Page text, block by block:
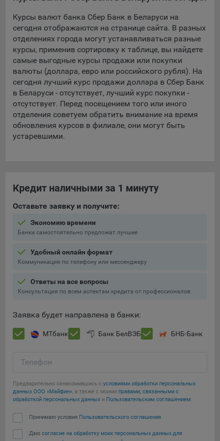
5.4. Создание и предоставление персонализированной
рекламы пользователю.
9.1. Технические (обязательные) файлы cookie, например,
применяемые при регистрации либо входе в систему, или
для оставления отзыва либо комментария. Данные файлы
cookie используются в целях обеспечения корректной
работы сайтов и полноценного использования его
функционала пользователем, не могут быть отключены в
системах. Вместе с тем, пользователь может настроить
браузер, чтобы он блокировал такие файлы сookie или
уведомлял пользователя об их использовании — но в таком
случае некоторые разделы сайта могут не работать).
дополнительных функций сайтов, например, для хранения
пользователя или выбора языка, и для предотвращения
Подобные функции улучшают условия работы
пользователей с сайтом.
9.3. Файлы cookie предпочтений, например, для настройки
контента. Данные файлы cookie собирают информацию о
позволяют Обществу «запомнить» информацию о
выбранном пользователем городе и других местных
настраивать сайт.
9.4. Аналитические файлы cookie, например
использовал сайты, и позволяют Обществу вносить в них
Аналитические файлы cookie показывают, какие страницы
выявлять трудности, возникающие при использовании
рекламы. Благодаря этому у Общества есть возможность
Сохранить мои изменения
Сохранить по умолчанию
Курсы валют банка Сбер Банк в Беларуси на
сегодня отображаются на странице сайта. В разных
отделениях города могут устанавливаться разные
курсы, применив сортировку к таблице, вы найдете
самые выгодные курсы продажи или покупки
валюты (доллара, евро или российского рубля). На
сегодня лучший курс продажи доллара в Сбер Банк
в Беларуси - отсутствует, лучший курс покупки -
отсутствует. Перед посещением того или иного
отделения советуем обратить внимание на время
обновления курсов в филиале, они могут быть
устаревшими.
Кредит наличными за 1 минуту
Оставьте заявку и получите:
Экономию времени
Банки самостоятельно предложат лучшее
Удобный онлайн формат
Коммуникация по телефону или мессенджеру
Ответы на все вопросы
Консультация по всем аспектам кредита от профессионалов
Заявка будет направлена в банки:
МТбанк Банк БелВЭБ БНБ-Банк
Телефон
Предварительно ознакомившись с условиями обработки персональных
данных ООО «Майфин», а также с моими правами, связанными с
обработкой персональных данных и Пользовательским соглашением:
Принимаю условия Пользовательского соглашения
Даю согласие на обработку моих персональных данных для